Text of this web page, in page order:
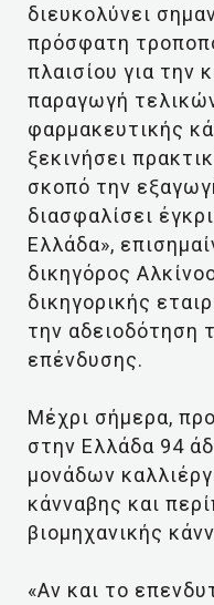
διευκολύνει
πρόσφατη
πλαισίου για την
παραγωγή
φαρμακευτικής
ξεκινήσει
σκοπό την
διασφαλίσει
Ελλάδα»,
δικηγόρος
δικηγορικής
την αδειοδότηση
επένδυσης.
Μέχρι σήμερα,
στην Ελλάδα 94
μονάδων
κάνναβης και
βιομηχανικής
«Αν και το